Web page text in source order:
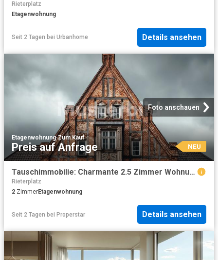
Rieterplatz
Etagenwohnung
Seit 2 Tagen bei Urbanhome Details ansehen
Foto anschauen
Etagenwohnung·Zum Kauf
Preis auf Anfrage NEU
Tauschimmobilie: Charmante 2.5 Zimmer Wohnung im Herzen von Zürich
Rieterplatz
2 ZimmerEtagenwohnung
Seit 2 Tagen bei Properstar Details ansehen